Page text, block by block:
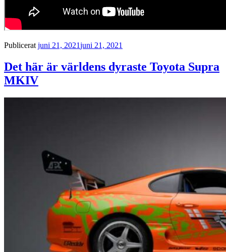
Publicerat juni 21, 2021juni 21, 2021
Det här är världens dyraste Toyota Supra
MKIV